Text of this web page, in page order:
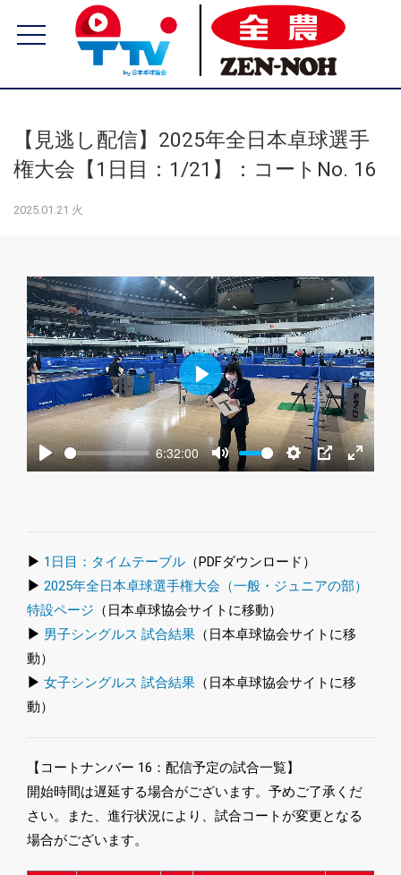
【見逃し配信】2025年全日本卓球選手
権大会【1日目：1/21】：コートNo. 16
2025.01.21 火
Play
6:32:00
Mute Settings
PIP Enter
Play
▶ 1日目：タイムテーブル （PDFダウンロード）
▶ 2025年全日本卓球選手権大会（一般・ジュニアの部）
特設ページ （日本卓球協会サイトに移動）
▶ 男子シングルス 試合結果 （日本卓球協会サイトに移
動）
▶ 女子シングルス 試合結果 （日本卓球協会サイトに移
動）
【コートナンバー 16：配信予定の試合一覧】
開始時間は遅延する場合がございます。予めご了承くだ
さい。また、進行状況により、試合コートが変更となる
場合がございます。